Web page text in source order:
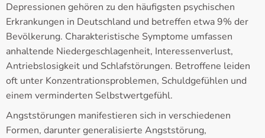
Depressionen gehören zu den häufigsten psychischen
Erkrankungen in Deutschland und betreffen etwa 9% der
Bevölkerung. Charakteristische Symptome umfassen
anhaltende Niedergeschlagenheit, Interessenverlust,
Antriebslosigkeit und Schlafstörungen. Betroffene leiden
oft unter Konzentrationsproblemen, Schuldgefühlen und
einem verminderten Selbstwertgefühl.
Angststörungen manifestieren sich in verschiedenen
Formen, darunter generalisierte Angststörung,